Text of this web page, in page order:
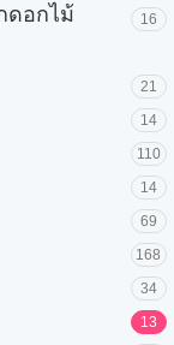
ดอกไม้
16
21
14
110
14
69
168
34
13